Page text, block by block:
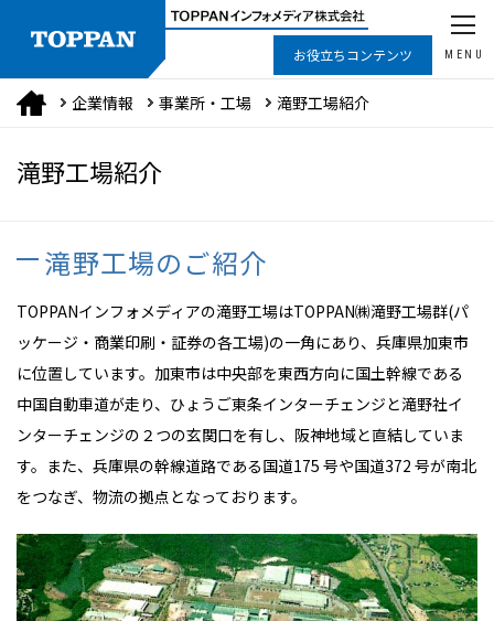
お役立ちコンテンツ MENU
企業情報 事業所・工場 滝野工場紹介
滝野工場紹介
滝野工場のご紹介
TOPPANインフォメディアの滝野工場はTOPPAN㈱滝野工場群(パ
ッケージ・商業印刷・証券の各工場)の一角にあり、兵庫県加東市
に位置しています。加東市は中央部を東西方向に国土幹線である
中国自動車道が走り、ひょうご東条インターチェンジと滝野社イ
ンターチェンジの２つの玄関口を有し、阪神地域と直結していま
す。また、兵庫県の幹線道路である国道175 号や国道372 号が南北
をつなぎ、物流の拠点となっております。